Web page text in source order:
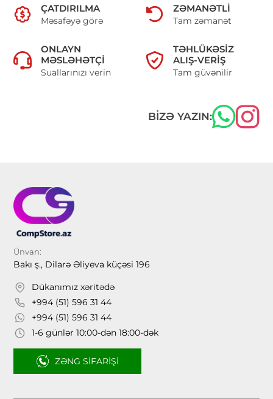
ÇATDIRILMA
Məsafəyə görə
ZƏMANƏTLI
Tam zəmanət
ONLAYN
MƏSLƏHƏTÇI
Suallarınızı verin
TƏHLÜKƏSIZ
ALIŞ-VERIŞ
Tam güvənilir
BIZƏ YAZIN:
Ünvan:
Bakı ş., Dilarə Əliyeva küçəsi 196
Dükanımız xəritədə
+994 (51) 596 31 44
+994 (51) 596 31 44
1-6 günlər 10:00-dən 18:00-dək
ZƏNG SIFARIŞI